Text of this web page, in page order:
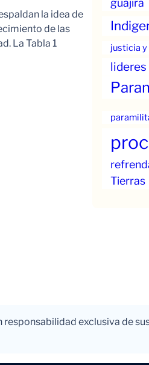
la idea de
de las
La Tabla 1
guajira
justicia y
lideres
Tierras
exclusiva de